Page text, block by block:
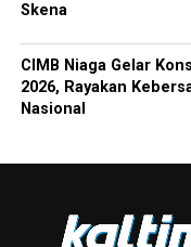
Skena
CIMB Niaga Gelar
2026, Rayakan
Nasional